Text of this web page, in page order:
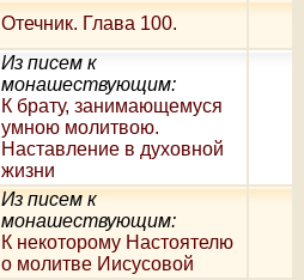
Отечник. Глава 100.
Из писем к
монашествующим:
К брату, занимающемуся
умною молитвою.
Наставление в духовной
жизни
Из писем к
монашествующим:
К некоторому Настоятелю
о молитве Иисусовой